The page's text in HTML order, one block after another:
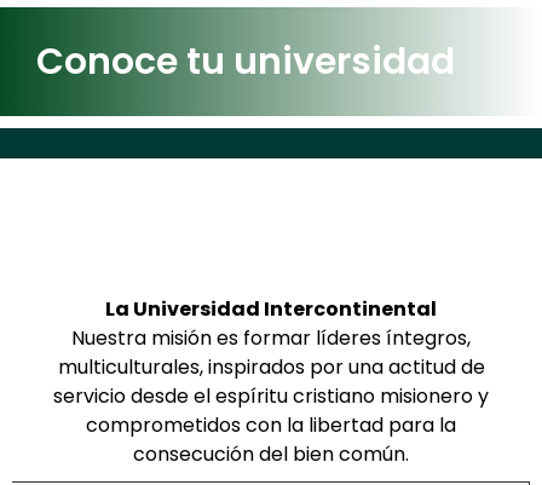
Conoce tu universidad
La Universidad Intercontinental
Nuestra misión es formar líderes íntegros,
multiculturales, inspirados por una actitud de
servicio desde el espíritu cristiano misionero y
comprometidos con la libertad para la
consecución del bien común.